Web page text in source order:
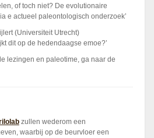
of toch niet? De evolutionaire
e actueel paleontologisch onderzoek’
(Universiteit Utrecht)
dit op de hedendaagse emoe?’
lezingen en paleotime, ga naar de
zullen wederom een
waarbij op de beurvloer een